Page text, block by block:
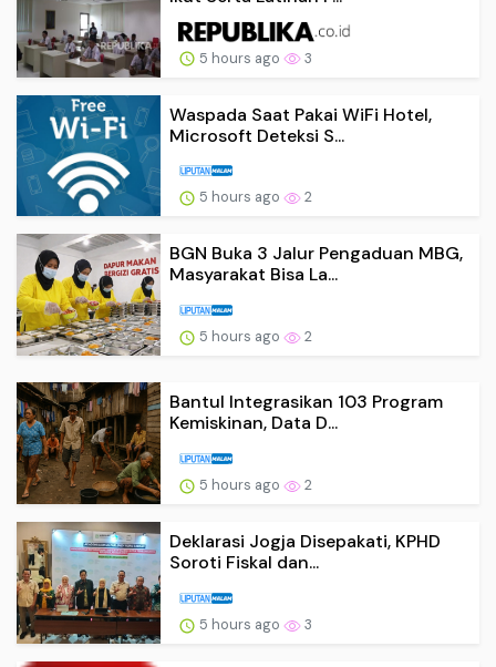
5 hours ago 3
Waspada Saat Pakai WiFi Hotel,
Microsoft Deteksi S...
5 hours ago 2
BGN Buka 3 Jalur Pengaduan MBG,
Masyarakat Bisa La...
5 hours ago 2
Bantul Integrasikan 103 Program
Kemiskinan, Data D...
5 hours ago 2
Deklarasi Jogja Disepakati, KPHD
Soroti Fiskal dan...
5 hours ago 3